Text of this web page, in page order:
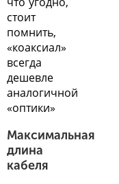
стоит
помнить,
«коаксиал»
всегда
дешевле
аналогичной
«оптики»
Максимальная
длина
кабеля